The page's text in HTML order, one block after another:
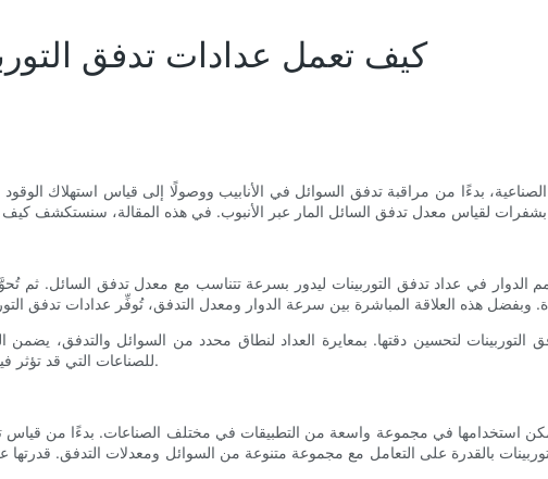
كيف تعمل عدادات تدفق
بدءًا من مراقبة تدفق السوائل في الأنابيب ووصولًا إلى قياس استهلاك
صُمم الدوار في عداد تدفق التوربينات ليدور بسرعة تتناسب مع معدل تدفق السائل.
التوربينات لتحسين دقتها. بمعايرة العداد لنطاق محدد من السوائل والتدفق،
للصناعات التي قد تؤثر فيها حتى الأخطاء الصغيرة في قياس التدفق بشكل كبير على العمليات والربحية.
استخدامها في مجموعة واسعة من التطبيقات في مختلف الصناعات. بدءًا من قياس
بالقدرة على التعامل مع مجموعة متنوعة من السوائل ومعدلات التدفق.